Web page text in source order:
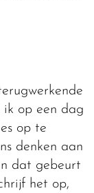
ik op een dag
op te
denken aan
dat gebeurt
het op,